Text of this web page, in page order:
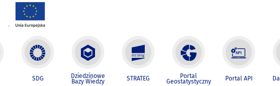
SDG Dziedzinowe
Bazy Wiedzy STRATEG Portal
Geostatystyczny Portal API